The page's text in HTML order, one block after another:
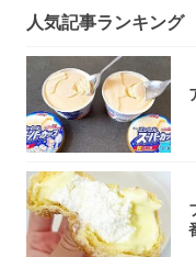
人気記事ランキング